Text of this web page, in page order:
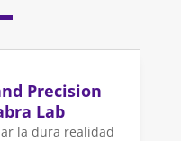
Precision
Lab
la dura realidad